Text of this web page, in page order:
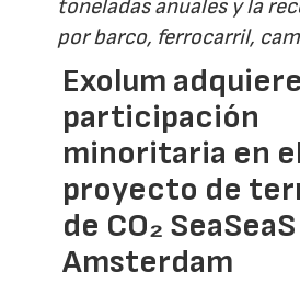
toneladas anuales y la
por barco, ferrocarril,
Exolum
participación
minoritaria en
proyecto de
de CO₂ SeaSeaS
Amsterdam